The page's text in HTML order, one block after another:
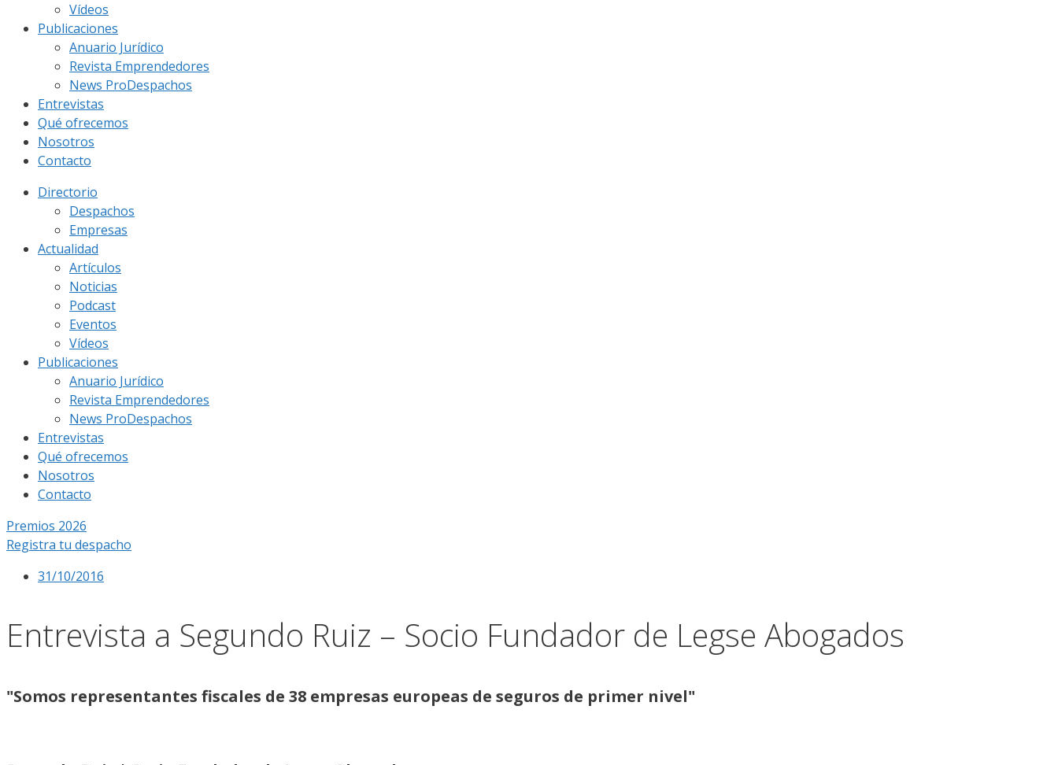
Vídeos
Publicaciones
Anuario Jurídico
Revista Emprendedores
News ProDespachos
Entrevistas
Qué ofrecemos
Nosotros
Contacto
Directorio
Despachos
Empresas
Actualidad
Artículos
Noticias
Podcast
Eventos
Vídeos
Publicaciones
Anuario Jurídico
Revista Emprendedores
News ProDespachos
Entrevistas
Qué ofrecemos
Nosotros
Contacto
Premios 2026
Registra tu despacho
31/10/2016
Entrevista a Segundo Ruiz – Socio Fundador de Legse Abogados
"Somos representantes fiscales de 38 empresas europeas de seguros de primer nivel"